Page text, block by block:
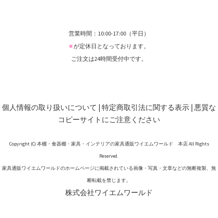
営業時間：10:00-17:00（平日）
■が定休日となっております。
ご注文は24時間受付中です。
個人情報の取り扱いについて 特定商取引法に関する表示 悪質な
コピーサイトにご注意ください
Copyright (C) 本棚・食器棚・家具・インテリアの家具通販ワイエムワールド 本店 All Rights
Reserved.
家具通販ワイエムワールドのホームページに掲載されている画像・写真・文章などの無断複製、無
断転載を禁じます。
株式会社ワイエムワールド